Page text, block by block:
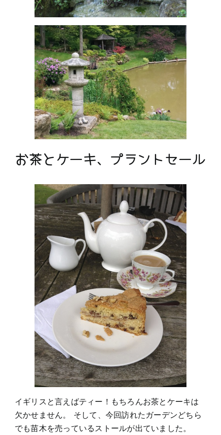
お茶とケーキ、プラントセール
イギリスと言えばティー！もちろんお茶とケーキは
欠かせません。 そして、今回訪れたガーデンどちら
でも苗木を売っているストールが出ていました。